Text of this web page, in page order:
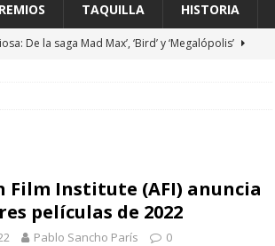
TAQUILLA HISTORIA
De la saga Mad Max’, ‘Bird’ y ‘Megalópolis’
las series, estamos hablando de una forma de
Film Institute (AFI) anuncia
películas de 2022
Pablo Sancho París 0